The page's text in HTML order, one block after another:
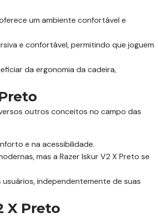
um ambiente confortável e
e confortável, permitindo que joguem
da ergonomia da cadeira,
outros conceitos no campo das
e na acessibilidade.
mas a Razer Iskur V2 X Preto se
independentemente de suas
X Preto